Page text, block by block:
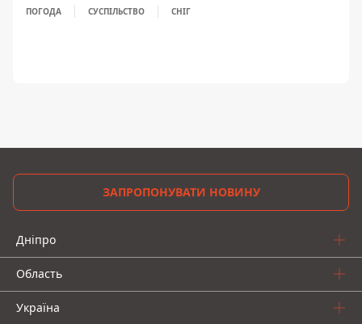
ПОГОДА СУСПІЛЬСТВО СНІГ
ЗАПРОПОНУВАТИ НОВИНУ
Дніпро
Область
Україна